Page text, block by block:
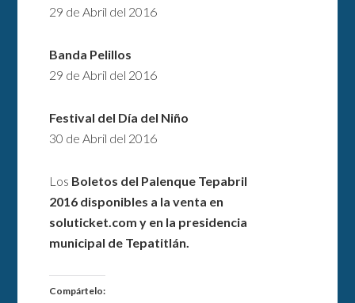
29 de Abril del 2016
Banda Pelillos
29 de Abril del 2016
Festival del Día del Niño
30 de Abril del 2016
Los Boletos del Palenque Tepabril
2016 disponibles a la venta en
soluticket.com y en la presidencia
municipal de Tepatitlán.
Compártelo: